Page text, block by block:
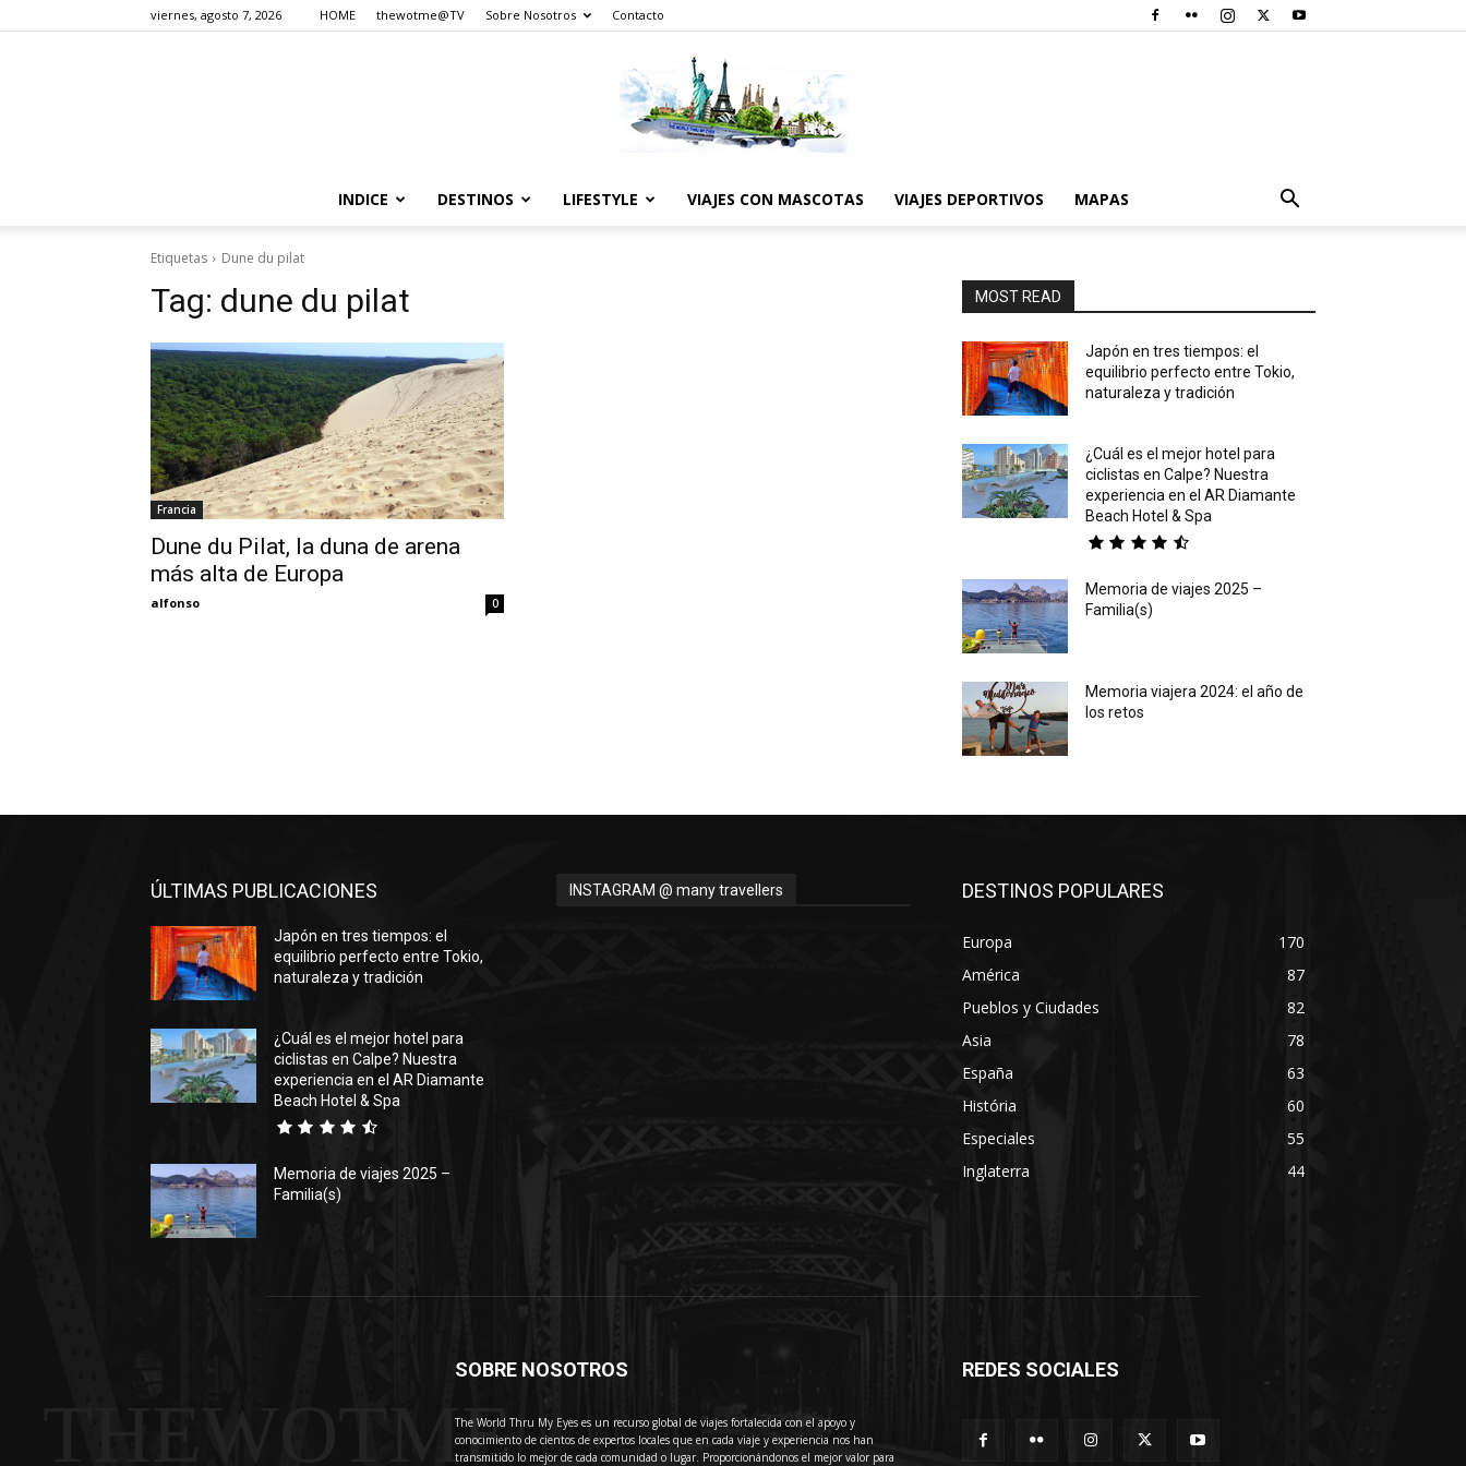
viernes, agosto 7, 2026 HOME thewotme@TV Sobre Nosotros Contacto
INDICE DESTINOS LIFESTYLE VIAJES CON MASCOTAS VIAJES DEPORTIVOS MAPAS
Etiquetas Dune du pilat
Tag: dune du pilat
Francia
Dune du Pilat, la duna de arena
más alta de Europa
alfonso 0
MOST READ
Japón en tres tiempos: el
equilibrio perfecto entre Tokio,
naturaleza y tradición
¿Cuál es el mejor hotel para
ciclistas en Calpe? Nuestra
experiencia en el AR Diamante
Beach Hotel & Spa
Memoria de viajes 2025 –
Familia(s)
Memoria viajera 2024: el año de
los retos
ÚLTIMAS PUBLICACIONES
Japón en tres tiempos: el
equilibrio perfecto entre Tokio,
naturaleza y tradición
¿Cuál es el mejor hotel para
ciclistas en Calpe? Nuestra
experiencia en el AR Diamante
Beach Hotel & Spa
Memoria de viajes 2025 –
Familia(s)
INSTAGRAM @ many travellers DESTINOS POPULARES
Europa
170
América
87
Pueblos y Ciudades
82
Asia
78
España
63
História
60
Especiales
55
Inglaterra
44
THEWOTME
SOBRE NOSOTROS
The World Thru My Eyes es un recurso global de viajes fortalecida con el apoyo y
conocimiento de cientos de expertos locales que en cada viaje y experiencia nos han
transmitido lo mejor de cada comunidad o lugar. Proporcionándonos el mejor valor para
REDES SOCIALES